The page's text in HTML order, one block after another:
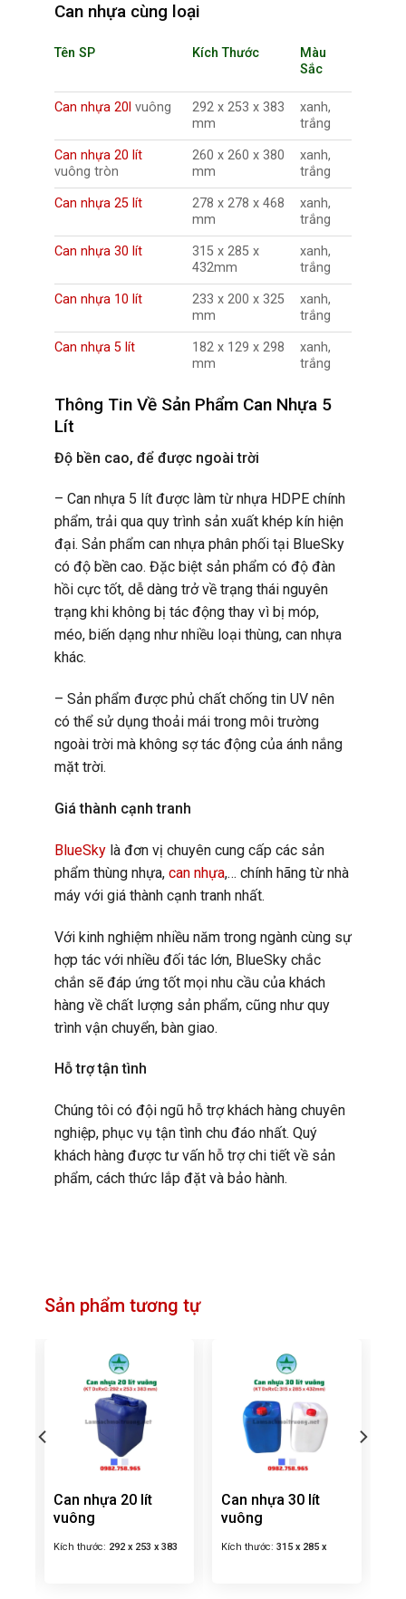
Can nhựa cùng loại
Tên SP Kích Thước
Màu
Sắc
Can nhựa 20l vuông
292 x 253 x 383
mm
xanh,
trắng
Can nhựa 20 lít
vuông tròn
260 x 260 x 380
mm
xanh,
trắng
Can nhựa 25 lít
278 x 278 x 468
mm
xanh,
trắng
Can nhựa 30 lít
315 x 285 x
432mm
xanh,
trắng
Can nhựa 10 lít
233 x 200 x 325
mm
xanh,
trắng
Can nhựa 5 lít
182 x 129 x 298
mm
xanh,
trắng
Thông Tin Về Sản Phẩm Can Nhựa 5
Lít
Độ bền cao, để được ngoài trời
– Can nhựa 5 lít được làm từ nhựa HDPE chính
phẩm, trải qua quy trình sản xuất khép kín hiện
đại. Sản phẩm can nhựa phân phối tại BlueSky
có độ bền cao. Đặc biệt sản phẩm có độ đàn
hồi cực tốt, dễ dàng trở về trạng thái nguyên
trạng khi không bị tác động thay vì bị móp,
méo, biến dạng như nhiều loại thùng, can nhựa
khác.
– Sản phẩm được phủ chất chống tin UV nên
có thể sử dụng thoải mái trong môi trường
ngoài trời mà không sợ tác động của ánh nắng
mặt trời.
Giá thành cạnh tranh
BlueSky là đơn vị chuyên cung cấp các sản
phẩm thùng nhựa, can nhựa,… chính hãng từ nhà
máy với giá thành cạnh tranh nhất.
Với kinh nghiệm nhiều năm trong ngành cùng sự
hợp tác với nhiều đối tác lớn, BlueSky chắc
chắn sẽ đáp ứng tốt mọi nhu cầu của khách
hàng về chất lượng sản phẩm, cũng như quy
trình vận chuyển, bàn giao.
Hỗ trợ tận tình
Chúng tôi có đội ngũ hỗ trợ khách hàng chuyên
nghiệp, phục vụ tận tình chu đáo nhất. Quý
khách hàng được tư vấn hỗ trợ chi tiết về sản
phẩm, cách thức lắp đặt và bảo hành.
Sản phẩm tương tự
Can nhựa 20 lít
vuông
Kích thước: 292 x 253 x 383
Can nhựa 30 lít
vuông
Kích thước: 315 x 285 x